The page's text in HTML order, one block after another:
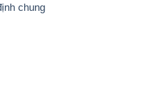
- CÔNG TY HÓA CHẤT